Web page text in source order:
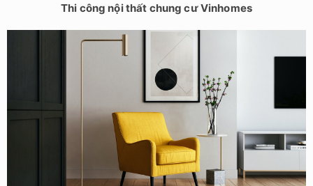
Thi công nội thất chung cư Vinhomes